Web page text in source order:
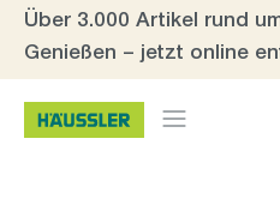
Zum Hauptinhalt springen
Über 3.000 Artikel rund
Genießen – jetzt online